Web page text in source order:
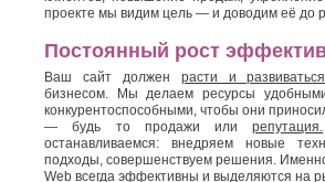
проекте мы видим цель — и доводим её до
Постоянный рост
Ваш сайт должен расти и
бизнесом. Мы делаем ресурсы
конкурентоспособными, чтобы они
— будь то продажи илирепутация.
останавливаемся: внедряем новые
подходы, совершенствуем решения.
Web всегда эффективны и выделяются на